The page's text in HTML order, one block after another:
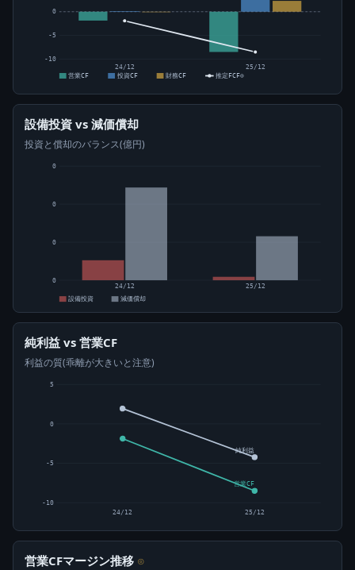
-10
-5
0
24/12
25/12
営業CF
投資CF 財務CF 推定FCF⊙
設備投資 vs 減価償却
投資と償却のバランス(億円)
0
0
0
0
24/12
25/12
設備投資
減価償却
純利益 vs 営業CF
利益の質(乖離が大きいと注意)
-10
-5
0
5
営業CF
純利益
24/12 25/12
営業CFマージン推移 ⊙